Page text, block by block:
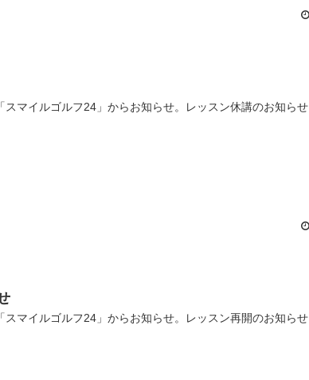
マイルゴルフ24」からお知らせ。レッスン休講のお知らせ
マイルゴルフ24」からお知らせ。レッスン再開のお知らせ